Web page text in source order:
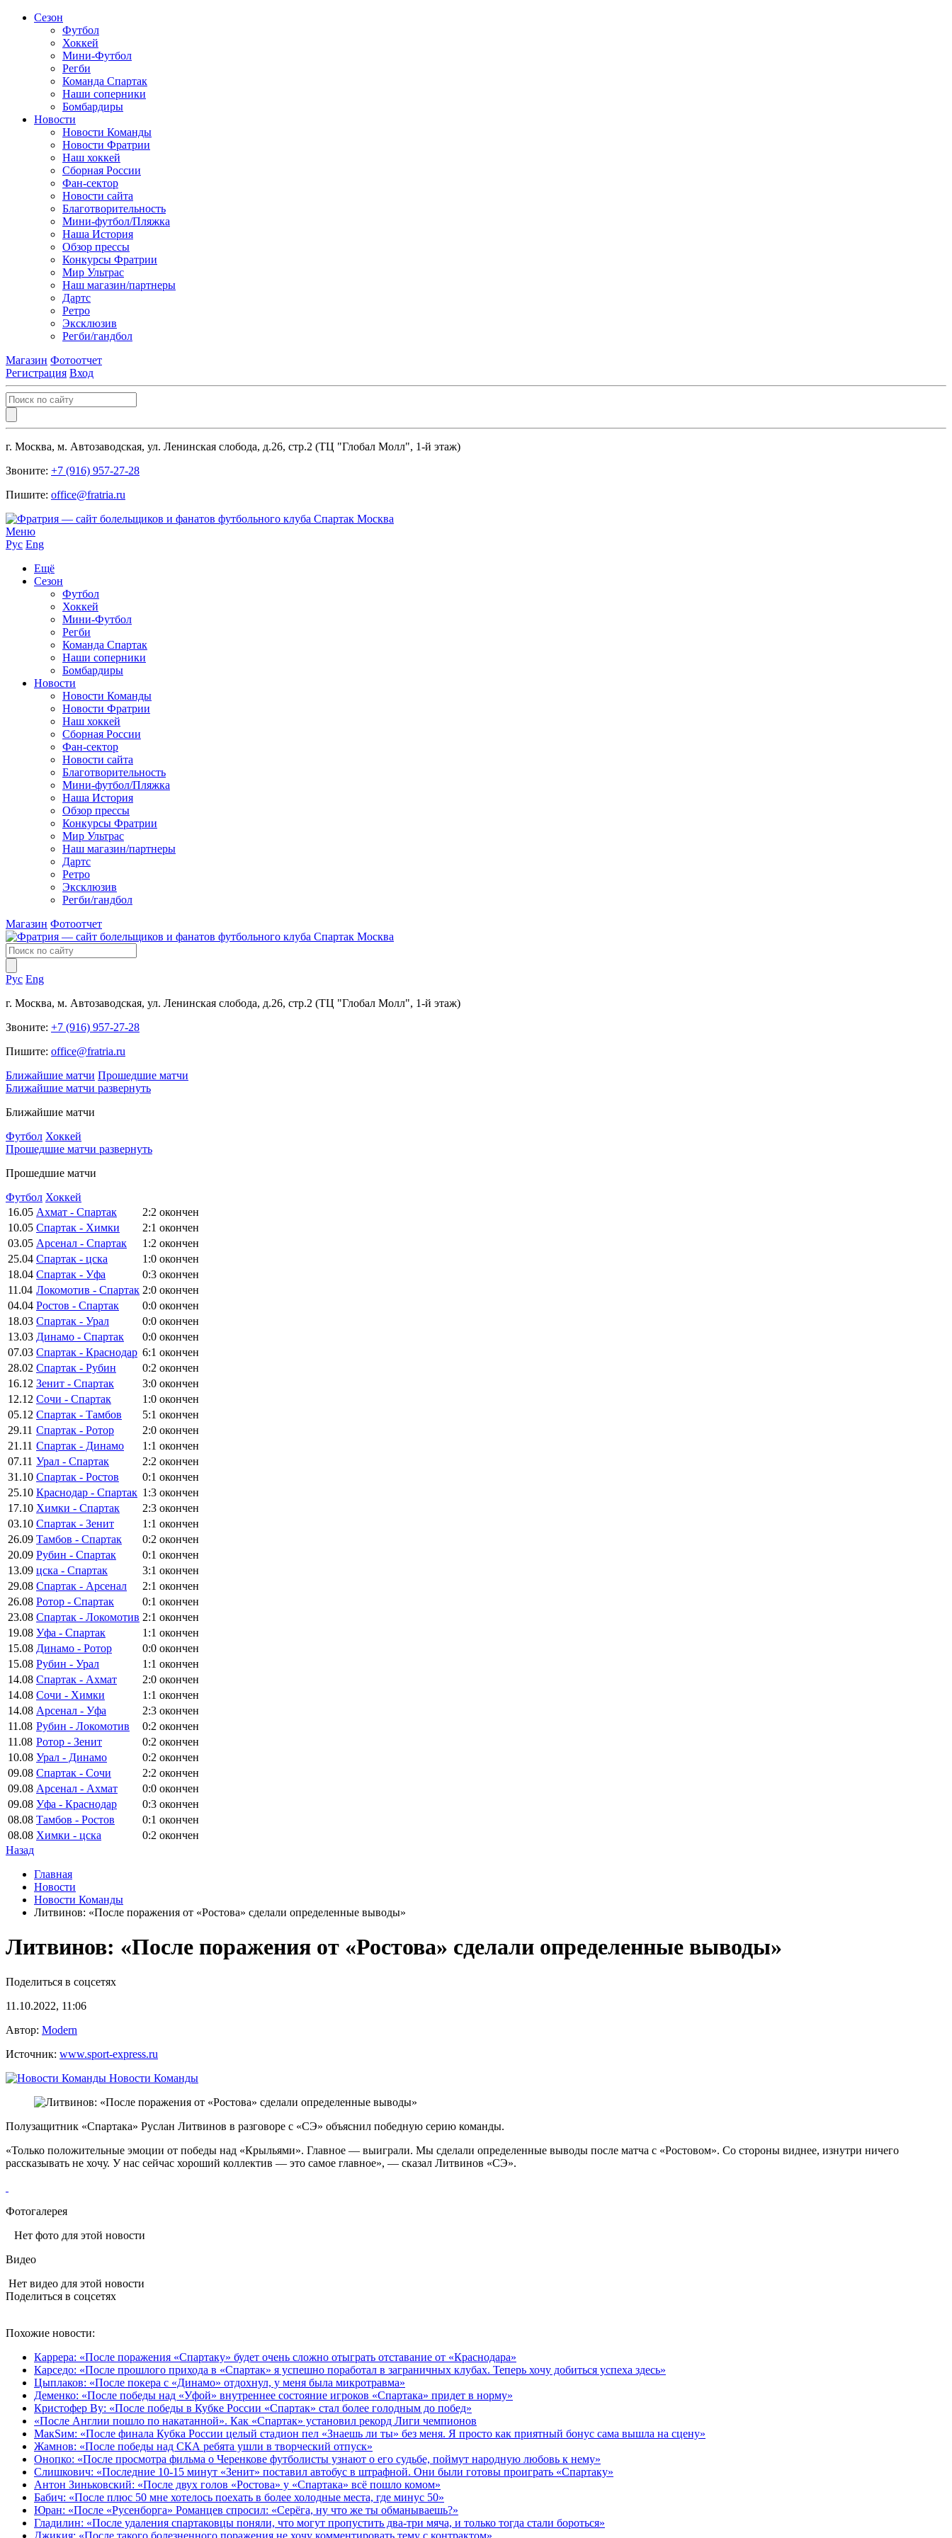
Сезон
Футбол
Хоккей
Мини-Футбол
Регби
Команда Спартак
Наши соперники
Бомбардиры
Новости
Новости Команды
Новости Фратрии
Наш хоккей
Сборная России
Фан-cектор
Новости сайта
Благотворительность
Мини-футбол/Пляжка
Наша История
Обзор прессы
Конкурсы Фратрии
Мир Ультрас
Наш магазин/партнеры
Дартс
Ретро
Эксклюзив
Регби/гандбол
Магазин Фотоотчет
Регистрация Вход
г. Москва, м. Автозаводская, ул. Ленинская слобода, д.26, стр.2 (ТЦ "Глобал Молл", 1-й этаж)
Звоните: +7 (916) 957-27-28
Пишите: office@fratria.ru
Меню
Рус Eng
Ещё
Сезон
Футбол
Хоккей
Мини-Футбол
Регби
Команда Спартак
Наши соперники
Бомбардиры
Новости
Новости Команды
Новости Фратрии
Наш хоккей
Сборная России
Фан-cектор
Новости сайта
Благотворительность
Мини-футбол/Пляжка
Наша История
Обзор прессы
Конкурсы Фратрии
Мир Ультрас
Наш магазин/партнеры
Дартс
Ретро
Эксклюзив
Регби/гандбол
Магазин Фотоотчет
Рус Eng
г. Москва, м. Автозаводская, ул. Ленинская слобода, д.26, стр.2 (ТЦ "Глобал Молл", 1-й этаж)
Звоните: +7 (916) 957-27-28
Пишите: office@fratria.ru
Ближайшие матчи Прошедшие матчи
Ближайшие матчи развернуть
Ближайшие матчи
Футбол Хоккей
Прошедшие матчи развернуть
Прошедшие матчи
Футбол Хоккей
16.05 Ахмат - Спартак 2:2 окончен
10.05 Спартак - Химки 2:1 окончен
03.05 Арсенал - Спартак 1:2 окончен
25.04 Спартак - цска 1:0 окончен
18.04 Спартак - Уфа 0:3 окончен
11.04 Локомотив - Спартак 2:0 окончен
04.04 Ростов - Спартак 0:0 окончен
18.03 Спартак - Урал 0:0 окончен
13.03 Динамо - Спартак 0:0 окончен
07.03 Спартак - Краснодар 6:1 окончен
28.02 Спартак - Рубин 0:2 окончен
16.12 Зенит - Спартак 3:0 окончен
12.12 Сочи - Спартак 1:0 окончен
05.12 Спартак - Тамбов 5:1 окончен
29.11 Спартак - Ротор 2:0 окончен
21.11 Спартак - Динамо 1:1 окончен
07.11 Урал - Спартак 2:2 окончен
31.10 Спартак - Ростов 0:1 окончен
25.10 Краснодар - Спартак 1:3 окончен
17.10 Химки - Спартак 2:3 окончен
03.10 Спартак - Зенит 1:1 окончен
26.09 Тамбов - Спартак 0:2 окончен
20.09 Рубин - Спартак 0:1 окончен
13.09 цска - Спартак 3:1 окончен
29.08 Спартак - Арсенал 2:1 окончен
26.08 Ротор - Спартак 0:1 окончен
23.08 Спартак - Локомотив 2:1 окончен
19.08 Уфа - Спартак 1:1 окончен
15.08 Динамо - Ротор 0:0 окончен
15.08 Рубин - Урал 1:1 окончен
14.08 Спартак - Ахмат 2:0 окончен
14.08 Сочи - Химки 1:1 окончен
14.08 Арсенал - Уфа 2:3 окончен
11.08 Рубин - Локомотив 0:2 окончен
11.08 Ротор - Зенит 0:2 окончен
10.08 Урал - Динамо 0:2 окончен
09.08 Спартак - Сочи 2:2 окончен
09.08 Арсенал - Ахмат 0:0 окончен
09.08 Уфа - Краснодар 0:3 окончен
08.08 Тамбов - Ростов 0:1 окончен
08.08 Химки - цска 0:2 окончен
Назад
Главная
Новости
Новости Команды
Литвинов: «После поражения от «Ростова» сделали определенные выводы»
Литвинов: «После поражения от «Ростова» сделали определенные выводы»
Поделиться в соцсетях
11.10.2022, 11:06
Автор: Modern
Источник: www.sport-express.ru
Новости Команды
Полузащитник «Спартака» Руслан Литвинов в разговоре с «СЭ» объяснил победную серию команды.
«Только положительные эмоции от победы над «Крыльями». Главное — выиграли. Мы сделали определенные выводы после матча с «Ростовом». Со стороны виднее, изнутри ничего
рассказывать не хочу. У нас сейчас хороший коллектив — это самое главное», — сказал Литвинов «СЭ».
Фотогалерея
Нет фото для этой новости
Видео
Нет видео для этой новости
Поделиться в соцсетях
Похожие новости:
Каррера: «После поражения «Спартаку» будет очень сложно отыграть отставание от «Краснодара»
Карседо: «После прошлого прихода в «Спартак» я успешно поработал в заграничных клубах. Теперь хочу добиться успеха здесь»
Цыплаков: «После покера с «Динамо» отдохнул, у меня была микротравма»
Деменко: «После победы над «Уфой» внутреннее состояние игроков «Спартака» придет в норму»
Кристофер Ву: «После победы в Кубке России «Спартак» стал более голодным до побед»
«После Англии пошло по накатанной». Как «Спартак» установил рекорд Лиги чемпионов
MaкSим: «После финала Кубка России целый стадион пел «Знаешь ли ты» без меня. Я просто как приятный бонус сама вышла на сцену»
Жамнов: «После победы над СКА ребята ушли в творческий отпуск»
Онопко: «После просмотра фильма о Черенкове футболисты узнают о его судьбе, поймут народную любовь к нему»
Слишкович: «Последние 10-15 минут «Зенит» поставил автобус в штрафной. Они были готовы проиграть «Спартаку»
Антон Зиньковский: «После двух голов «Ростова» у «Спартака» всё пошло комом»
Бабич: «После плюс 50 мне хотелось поехать в более холодные места, где минус 50»
Юран: «После «Русенборга» Романцев спросил: «Серёга, ну что же ты обманываешь?»
Гладилин: «После удаления спартаковцы поняли, что могут пропустить два-три мяча, и только тогда стали бороться»
Джикия: «После такого болезненного поражения не хочу комментировать тему с контрактом»